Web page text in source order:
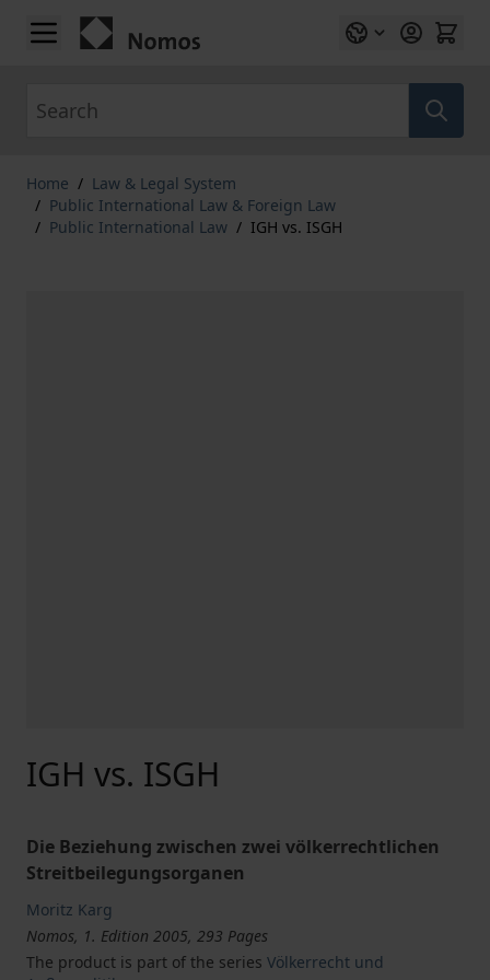
Skip to Content
Home / Law & Legal System
/ Public International Law & Foreign Law
/ Public International Law / IGH vs. ISGH
IGH vs. ISGH
Die Beziehung zwischen zwei völkerrechtlichen
Streitbeilegungsorganen
Moritz Karg
Nomos, 1. Edition 2005, 293 Pages
The product is part of the series Völkerrecht und